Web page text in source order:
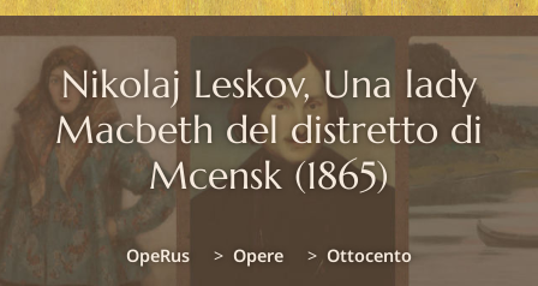
You are here:
Nikolaj Leskov, Una lady
Macbeth del distretto di
Mcensk (1865)
OpeRus Opere Ottocento